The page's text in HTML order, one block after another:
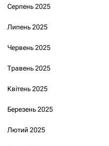
Серпень 2025
Липень 2025
Червень 2025
Травень 2025
Квітень 2025
Березень 2025
Лютий 2025